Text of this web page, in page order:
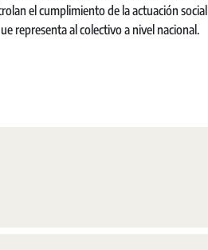
el cumplimiento de la actuación
representa al colectivo a nivel nacional.